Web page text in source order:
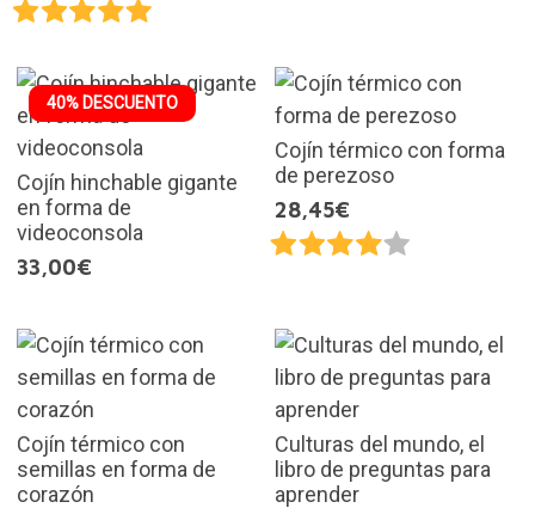
40% DESCUENTO
Cojín hinchable gigante
en forma de
videoconsola
33,00€
Cojín térmico con forma
de perezoso
28,45€
Cojín térmico con
semillas en forma de
corazón
Culturas del mundo, el
libro de preguntas para
aprender